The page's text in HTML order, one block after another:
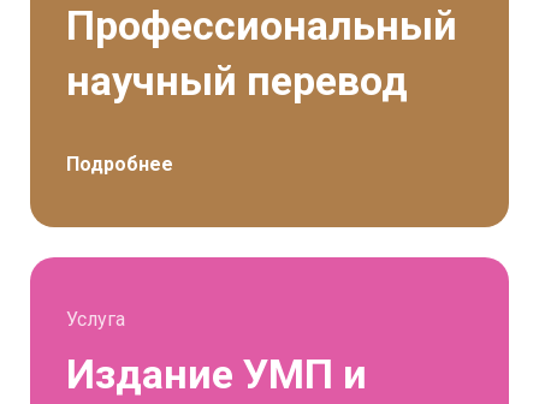
Профессиональный
научный перевод
Подробнее
Услуга
Издание УМП и